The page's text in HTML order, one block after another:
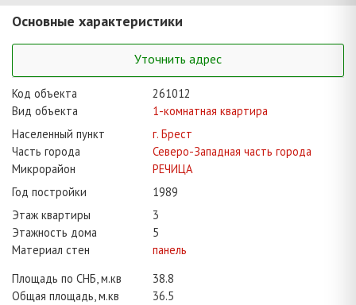
Основные характеристики
Уточнить адрес
Код объекта
261012
Вид объекта
1-комнатная квартира
Населенный пункт
г. Брест
Часть города
Северо-Западная часть города
Микрорайон
РЕЧИЦА
Год постройки
1989
Этаж квартиры
3
Этажность дома
5
Материал стен
панель
Площадь по СНБ, м.кв
38.8
Общая площадь, м.кв
36.5